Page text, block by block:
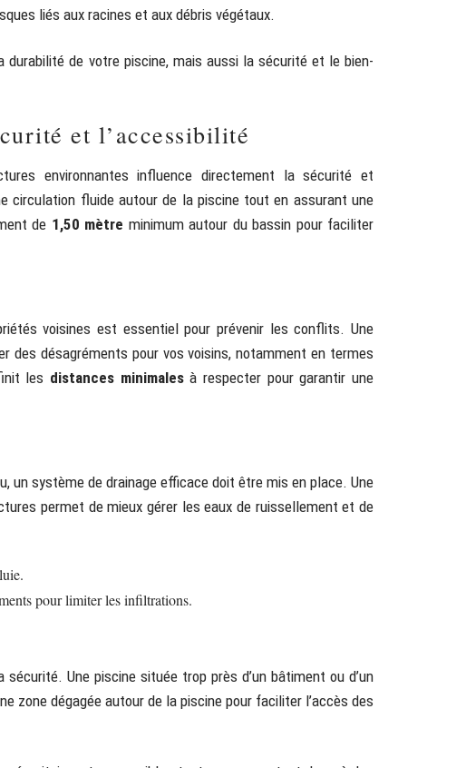
liés aux racines et aux débris végétaux.
de votre piscine, mais aussi la sécurité et le bien-
et l’accessibilité
environnantes influence directement la sécurité et
circulation fluide autour de la piscine tout en assurant une
de 1,50 mètre minimum autour du bassin pour faciliter
voisines est essentiel pour prévenir les conflits. Une
des désagréments pour vos voisins, notamment en termes
les distances minimalesà respecter pour garantir une
un système de drainage efficace doit être mis en place. Une
permet de mieux gérer les eaux de ruissellement et de
pour limiter les infiltrations.
Une piscine située trop près d’un bâtiment ou d’un
zone dégagée autour de la piscine pour faciliter l’accès des